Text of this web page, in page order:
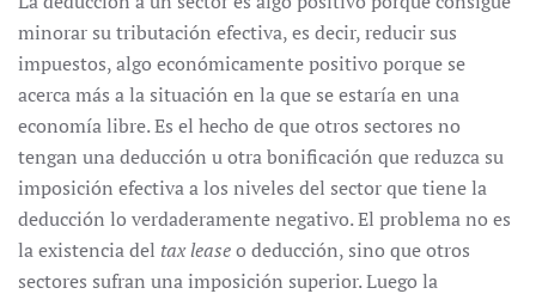
minorar su tributación efectiva, es decir, reducir sus
impuestos, algo económicamente positivo porque se
acerca más a la situación en la que se estaría en una
economía libre. Es el hecho de que otros sectores no
tengan una deducción u otra bonificación que reduzca su
imposición efectiva a los niveles del sector que tiene la
deducción lo verdaderamente negativo. El problema no es
la existencia del tax leaseo deducción, sino que otros
sectores sufran una imposición superior. Luego la